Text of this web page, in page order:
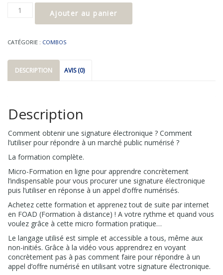
Ajouter au panier
CATÉGORIE : COMBOS
DESCRIPTION AVIS (0)
Description
Comment obtenir une signature électronique ? Comment
l’utiliser pour répondre à un marché public numérisé ?
La formation complète.
Micro-Formation en ligne pour apprendre concrètement
l’indispensable pour vous procurer une signature électronique
puis l’utiliser en réponse à un appel d’offre numérisés.
Achetez cette formation et apprenez tout de suite par internet
en FOAD (Formation à distance) ! A votre rythme et quand vous
voulez grâce à cette micro formation pratique…
Le langage utilisé est simple et accessible a tous, même aux
non-initiés. Grâce à la vidéo vous apprendrez en voyant
concrètement pas à pas comment faire pour répondre à un
appel d’offre numérisé en utilisant votre signature électronique.